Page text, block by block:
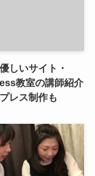
しいサイト・
教室の講師紹介
レス制作も